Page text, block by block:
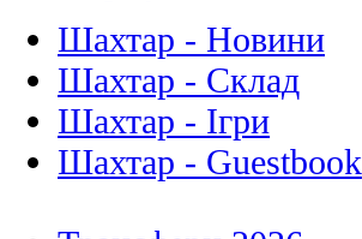
Шахтар - Новини
Шахтар - Склад
Шахтар - Ігри
Шахтар - Guestbook